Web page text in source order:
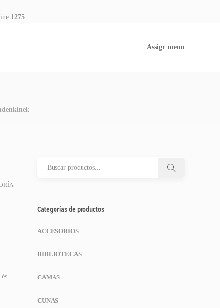
1275
Assign menu
Categorías de productos
ACCESORIOS
BIBLIOTECAS
CAMAS
CUNAS